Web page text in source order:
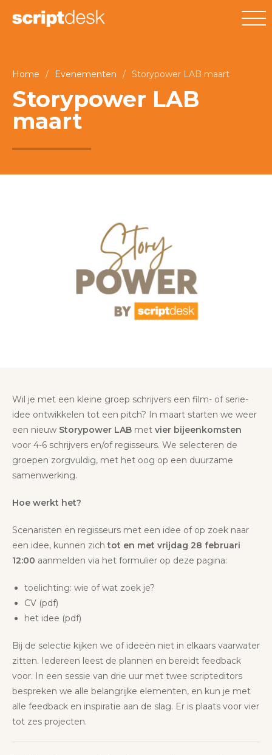
Home / Evenementen / Storypower LAB maart
Storypower LAB
maart
Wil je met een kleine groep schrijvers een film- of serie-
idee ontwikkelen tot een pitch? In maart starten we weer
een nieuw Storypower LAB met vier bijeenkomsten
voor 4-6 schrijvers en/of regisseurs. We selecteren de
groepen zorgvuldig, met het oog op een duurzame
samenwerking.
Hoe werkt het?
Scenaristen en regisseurs met een idee of op zoek naar
een idee, kunnen zichtot en met vrijdag 28 februari
12:00 aanmelden via het formulier op deze pagina:
toelichting: wie of wat zoek je?
CV (pdf)
het idee (pdf)
Bij de selectie kijken we of ideeën niet in elkaars vaarwater
zitten. Iedereen leest de plannen en bereidt feedback
voor. In een sessie van drie uur met twee scripteditors
bespreken we alle belangrijke elementen, en kun je met
alle feedback en inspiratie aan de slag. Er is plaats voor vier
tot zes projecten.